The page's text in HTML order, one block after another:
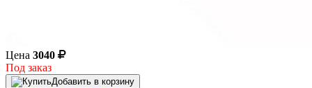
Цена 3040
Под заказ
Добавить в корзину